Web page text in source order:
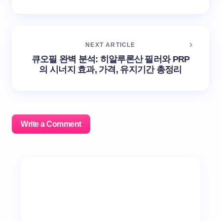
NEXT ARTICLE
큐오필 완벽 분석: 히알루론산 필러와 PRP
의 시너지 효과, 가격, 유지기간 총정리
Write a Comment